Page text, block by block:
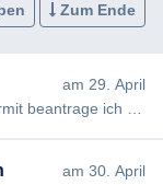
Zum Ende
am 29. April
am 30. April